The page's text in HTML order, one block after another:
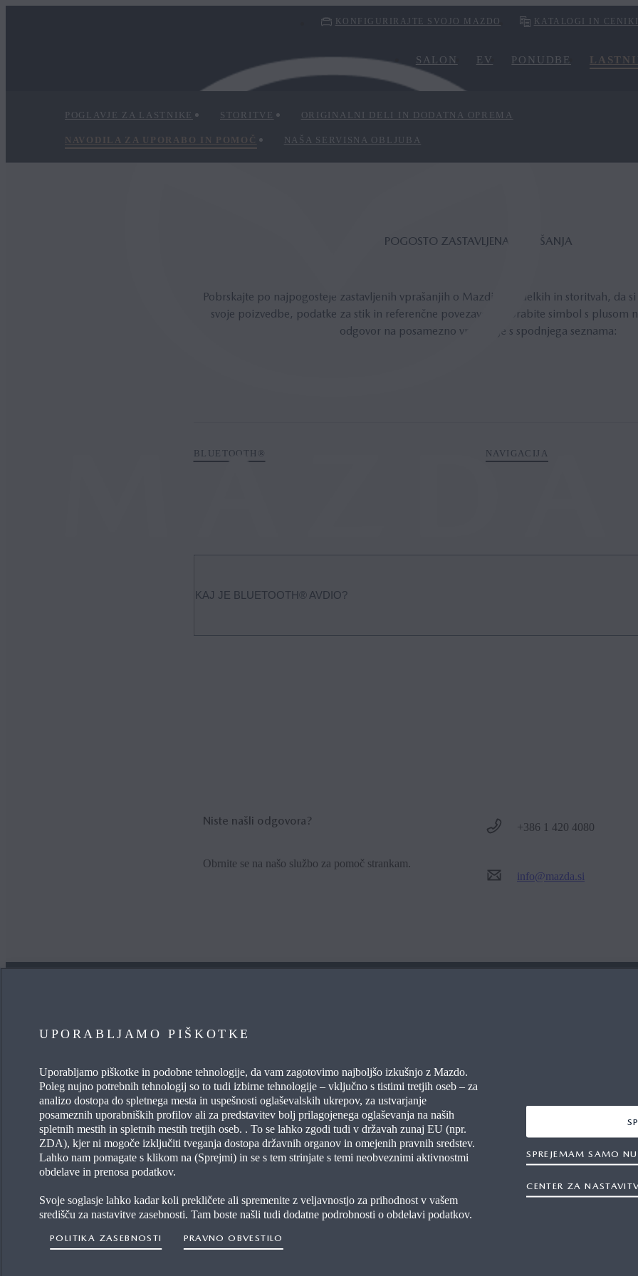
KONFIGURIRAJTE SVOJO MAZDO KATALOGI IN CENIKI
SALON EV PONUDBE
POGLAVJE ZA LASTNIKE STORITVE ORIGINALNI DELI IN DODATNA OPREMA
NAVODILA ZA UPORABO IN POMOČ NAŠA SERVISNA OBLJUBA
POGOSTO ZASTAVLJENA VPRAŠANJA
Pobrskajte po najpogosteje zastavljenih vprašanjih o Mazdinih izdelkih in storitvah, da
svoje poizvedbe, podatke za stik in referenčne povezave. Uporabite simbol s plusom
odgovor na posamezno vprašanje s spodnjega seznama:
BLUETOOTH® NAVIGACIJA
KAJ JE BLUETOOTH® AVDIO?
Niste našli odgovora?
Obrnite se na našo službo za pomoč strankam.
+386 1 420 4080
info@mazda.si
ZANIMA ME
MYMAZDA
VZDRŽEVANJE MOJE MAZDE
POIŠČITE TRGOVCA
POGOSTA VPRAŠANJA
WLTP
UPORABLJAMO PIŠKOTKE
Uporabljamo piškotke in podobne tehnologije, da vam zagotovimo najboljšo izkušnjo z Mazdo.
Poleg nujno potrebnih tehnologij so to tudi izbirne tehnologije – vključno s tistimi tretjih oseb – za
analizo dostopa do spletnega mesta in uspešnosti oglaševalskih ukrepov, za ustvarjanje
posameznih uporabniških profilov ali za predstavitev bolj prilagojenega oglaševanja na naših
spletnih mestih in spletnih mestih tretjih oseb. . To se lahko zgodi tudi v državah zunaj EU (npr.
ZDA), kjer ni mogoče izključiti tveganja dostopa državnih organov in omejenih pravnih sredstev.
Lahko nam pomagate s klikom na (Sprejmi) in se s tem strinjate s temi neobveznimi aktivnostmi
obdelave in prenosa podatkov.
Svoje soglasje lahko kadar koli prekličete ali spremenite z veljavnostjo za prihodnost v vašem
središču za nastavitve zasebnosti. Tam boste našli tudi dodatne podrobnosti o obdelavi podatkov.
POLITIKA ZASEBNOSTI PRAVNO OBVESTILO
CENTER ZA
SPREJEMAM SAMO